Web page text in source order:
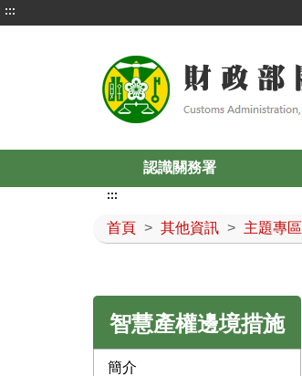
:::
認識關務署
首頁 > 其他資訊 > 主題專區
:::
智慧產權邊境措施
簡介